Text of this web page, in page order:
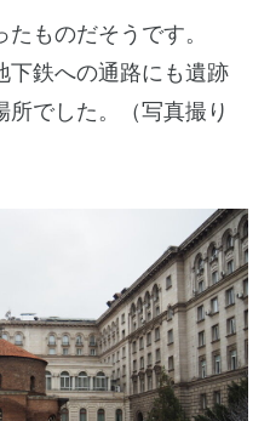
ものだそうです。
下鉄への通路にも遺跡
でした。（写真撮り